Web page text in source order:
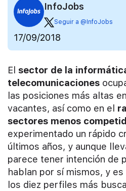
InfoJobs
Seguir a @InfoJobs
17/09/2018
El sector de la
telecomunicaciones
las posiciones más altas
vacantes, así como en el
sectores menos
experimentado un rápido
últimos años, y aunque
parece tener intención de
hablan por sí mismos, y
los diez perfiles más